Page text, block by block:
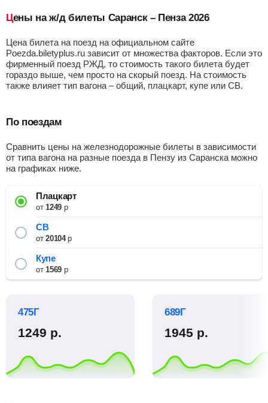
Цены на ж/д билеты Саранск – Пенза 2026
Цена билета на поезд на официальном сайте
Poezda.biletyplus.ru зависит от множества факторов. Если это
фирменный поезд РЖД, то стоимость такого билета будет
гораздо выше, чем просто на скорый поезд. На стоимость
также влияет тип вагона – общий, плацкарт, купе или СВ.
По поездам
Сравнить цены на железнодорожные билеты в зависимости
от типа вагона на разные поезда в Пензу из Саранска можно
на графиках ниже.
Плацкарт
от1249р
СВ
от20104р
Купе
от1569р
475Г
1249 р.
689Г
1945 р.